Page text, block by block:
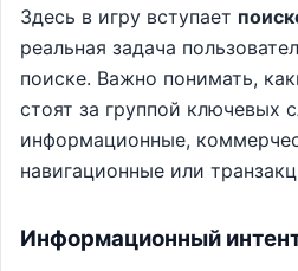
Здесь в игру вступает
реальная задача
поиске. Важно понимать,
стоят за группой ключевых
информационные,
навигационные или
Информационный